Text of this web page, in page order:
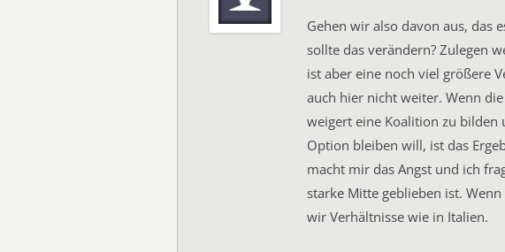
Gehen wir also davon aus, das
sollte das verändern? Zulegen
ist aber eine noch viel größere
auch hier nicht weiter. Wenn
weigert eine Koalition zu bilden
Option bleiben will, ist das
macht mir das Angst und ich
starke Mitte geblieben ist.
wir Verhältnisse wie in Italien.